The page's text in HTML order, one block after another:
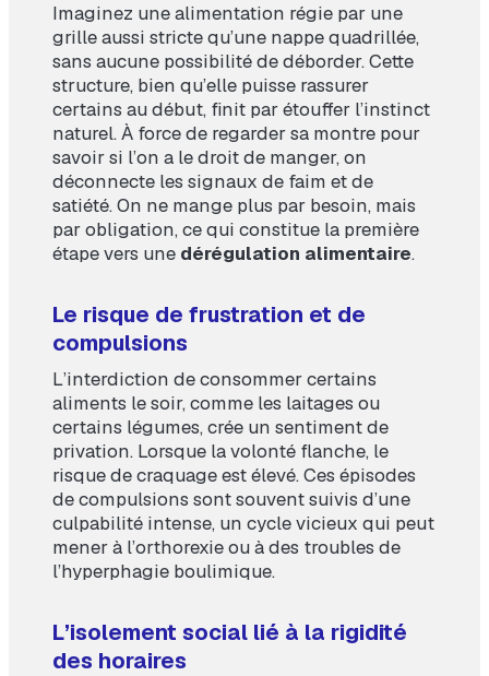
Imaginez une alimentation régie par une
grille aussi stricte qu’une nappe quadrillée,
sans aucune possibilité de déborder. Cette
structure, bien qu’elle puisse rassurer
certains au début, finit par étouffer l’instinct
naturel. À force de regarder sa montre pour
savoir si l’on a le droit de manger, on
déconnecte les signaux de faim et de
satiété. On ne mange plus par besoin, mais
par obligation, ce qui constitue la première
étape vers une dérégulation alimentaire.
Le risque de frustration et de
compulsions
L’interdiction de consommer certains
aliments le soir, comme les laitages ou
certains légumes, crée un sentiment de
privation. Lorsque la volonté flanche, le
risque de craquage est élevé. Ces épisodes
de compulsions sont souvent suivis d’une
culpabilité intense, un cycle vicieux qui peut
mener à l’orthorexie ou à des troubles de
l’hyperphagie boulimique.
L’isolement social lié à la rigidité
des horaires